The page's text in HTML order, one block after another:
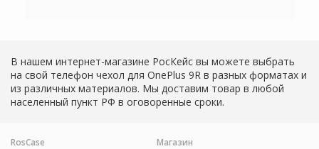
В нашем интернет-магазине РосКейс вы можете выбрать
на свой телефон чехол для OnePlus 9R в разных форматах и
из различных материалов. Мы доставим товар в любой
населенный пункт РФ в оговоренные сроки.
RosCase Магазин